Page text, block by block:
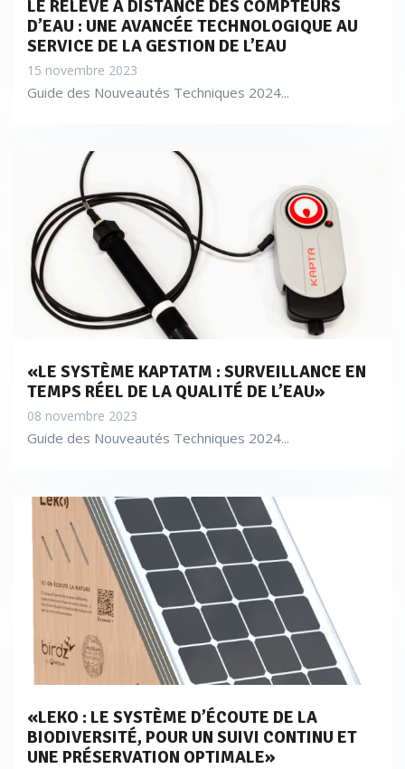
LE RELEVÉ À DISTANCE DES COMPTEURS
D’EAU : UNE AVANCÉE TECHNOLOGIQUE AU
SERVICE DE LA GESTION DE L’EAU
15 novembre 2023
Guide des Nouveautés Techniques 2024...
«LE SYSTÈME KAPTATM : SURVEILLANCE EN
TEMPS RÉEL DE LA QUALITÉ DE L’EAU»
08 novembre 2023
Guide des Nouveautés Techniques 2024...
«LEKO : LE SYSTÈME D’ÉCOUTE DE LA
BIODIVERSITÉ, POUR UN SUIVI CONTINU ET
UNE PRÉSERVATION OPTIMALE»